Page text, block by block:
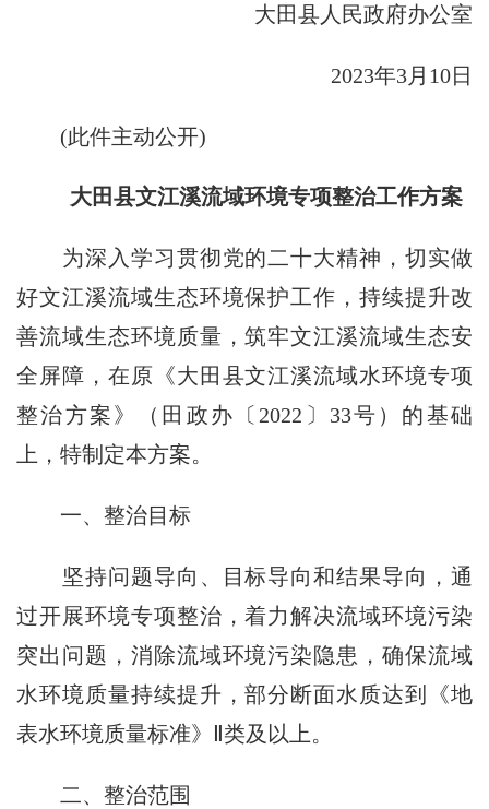
大田县人民政府办公室
2023年3月10日
(此件主动公开)
大田县文江溪流域环境专项整治工作方案
为深入学习贯彻党的二十大精神，切实做
好文江溪流域生态环境保护工作，持续提升改
善流域生态环境质量，筑牢文江溪流域生态安
全屏障，在原《大田县文江溪流域水环境专项
整治方案》（田政办〔2022〕33号）的基础
上，特制定本方案。
一、整治目标
坚持问题导向、目标导向和结果导向，通
过开展环境专项整治，着力解决流域环境污染
突出问题，消除流域环境污染隐患，确保流域
水环境质量持续提升，部分断面水质达到《地
表水环境质量标准》Ⅱ类及以上。
二、整治范围